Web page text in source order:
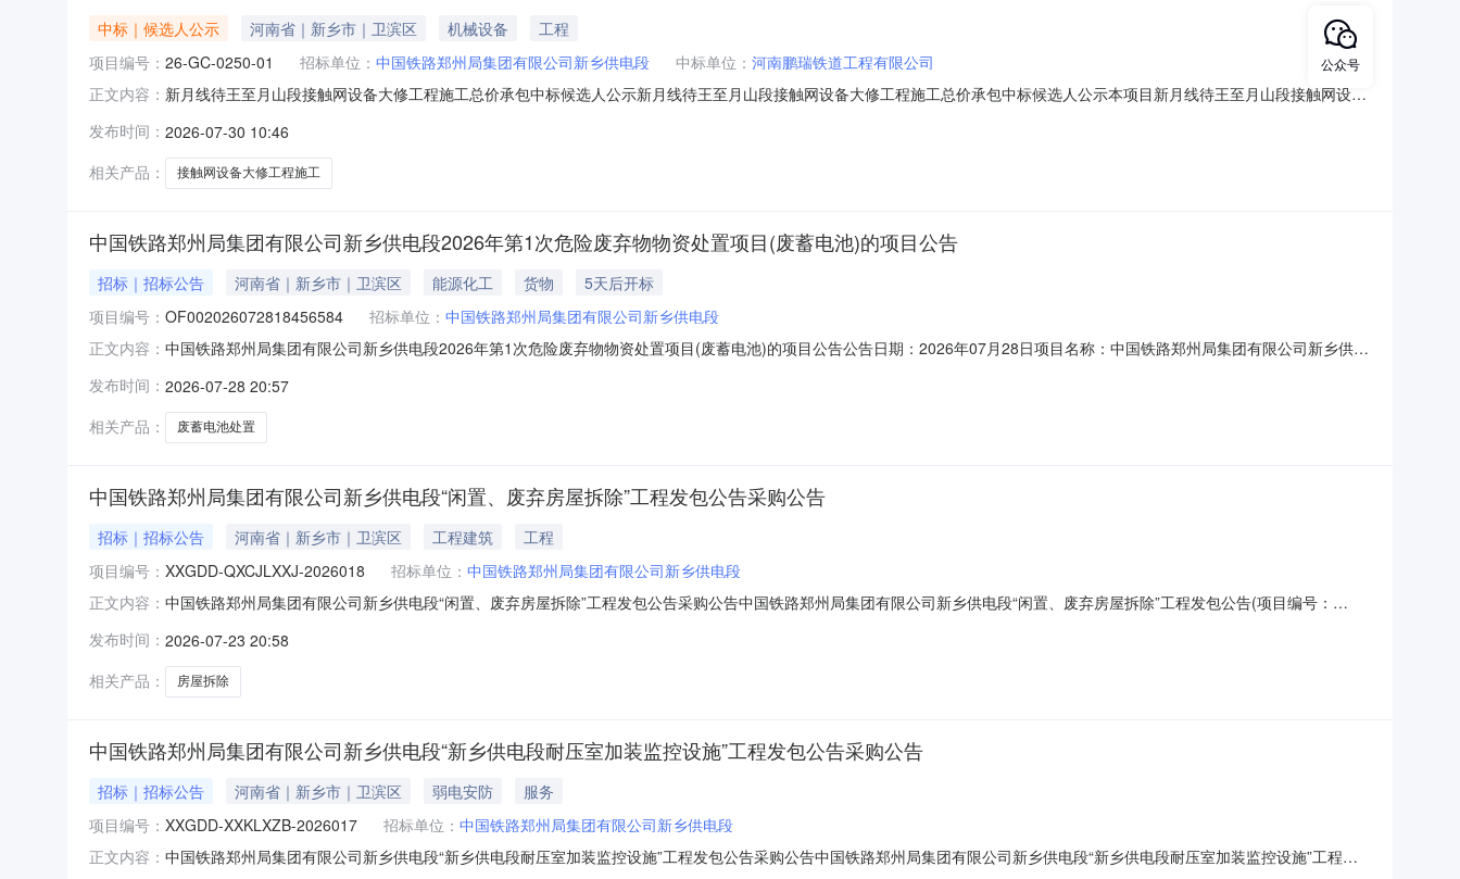
中标｜候选人公示 河南省｜新乡市｜卫滨区 机械设备
工程
项目编号： 26-GC-0250-01 招标单位： 中国铁路郑州局集团有限公司新乡供电段 中标单位： 河南鹏瑞铁道工程有限公司
正文内容： 新月线待王至月山段接触网设备大修工程施工总价承包中标候选人公示新月线待王至月山段接触网设备大修工程施工总价承包中标候选人公示本项目新月线待王至月山段接触网设备
候选人（评标结果）情况公示如下：一、中标候选人1.1中标候选人排序基本情况序号中标候选人名称投标报价(元)/投标费率(%)项目负责人质量工期（交货期/月）1河南鹏瑞铁道工
程有限公
发布时间： 2026-07-30 10:46
相关产品：
接触网设备大修工程施工
中国铁路郑州局集团有限公司新乡供电段2026年第1次危险废弃物物资处置项目(废蓄电池)的项目公告
招标｜招标公告 河南省｜新乡市｜卫滨区 能源化工 货物
5天后开标
项目编号： OF002026072818456584 招标单位： 中国铁路郑州局集团有限公司新乡供电段
正文内容： 中国铁路郑州局集团有限公司新乡供电段2026年第1次危险废弃物物资处置项目(废蓄电池)的项目公告公告日期：2026年07月28日项目名称：中国铁路郑州局集团有限公司新乡供电
及服务通过国铁采购平台进行网上竞价，现邀请合格竞价人进行网上竞价。项目信息：销售单位：中国铁路郑州局集团有限公司新乡供电段地址：新乡市卫滨区西华大道27
发布时间： 2026-07-28 20:57
相关产品：
废蓄电池处置
中国铁路郑州局集团有限公司新乡供电段“闲置、废弃房屋拆除”工程发包公告采购公告
招标｜招标公告 河南省｜新乡市｜卫滨区 工程建筑
工程
项目编号： XXGDD-QXCJLXXJ-2026018 招标单位： 中国铁路郑州局集团有限公司新乡供电段
正文内容： 中国铁路郑州局集团有限公司新乡供电段“闲置、废弃房屋拆除”工程发包公告采购公告中国铁路郑州局集团有限公司新乡供电段“闲置、废弃房屋拆除”工程发包公告(项目编号：
电力工区项目规模：具体数量见发包文件项目要求：详见发包文件要求报名日期：2026年7月23日20:00至2026年7月30日17:00报名地点：河南省新乡市卫滨区西华大道276号新乡
供
发布时间： 2026-07-23 20:58
相关产品：
房屋拆除
中国铁路郑州局集团有限公司新乡供电段“新乡供电段耐压室加装监控设施”工程发包公告采购公告
招标｜招标公告 河南省｜新乡市｜卫滨区 弱电安防
服务
项目编号： XXGDD-XXKLXZB-2026017 招标单位： 中国铁路郑州局集团有限公司新乡供电段
正文内容： 中国铁路郑州局集团有限公司新乡供电段“新乡供电段耐压室加装监控设施”工程发包公告采购公告中国铁路郑州局集团有限公司新乡供电段“新乡供电段耐压室加装监控设施”工程发
公众号